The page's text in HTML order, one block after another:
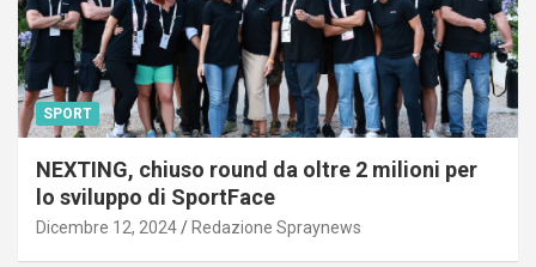
SPORT
NEXTING, chiuso round da oltre 2 milioni per
lo sviluppo di SportFace
Dicembre 12, 2024 Redazione Spraynews